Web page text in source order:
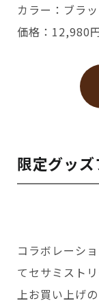
カラー：ブラ
価格：12,980
限定グッ
コラボレーシ
てセサミスト
上お買い上げ